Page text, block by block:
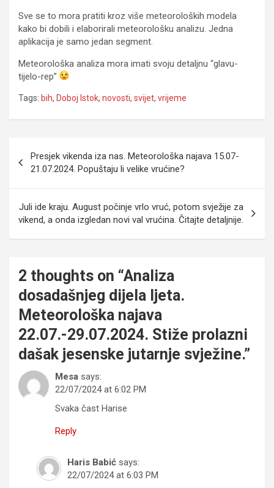
Sve se to mora pratiti kroz više meteoroloških modela
kako bi dobili i elaborirali meteorološku analizu. Jedna
aplikacija je samo jedan segment.
Meteorološka analiza mora imati svoju detaljnu “glavu-
tijelo-rep”
Tags: bih, Doboj Istok, novosti, svijet, vrijeme
navigation
Presjek vikenda iza nas. Meteorološka najava 15.07-
21.07.2024. Popuštaju li velike vrućine?
Juli ide kraju. August počinje vrlo vruć, potom svježije za
vikend, a onda izgledan novi val vrućina. Čitajte detaljnije.
2 thoughts on “Analiza
dosadašnjeg dijela ljeta.
Meteorološka najava
22.07.-29.07.2024. Stiže prolazni
dašak jesenske jutarnje svježine.”
Mesa says:
22/07/2024 at 6:02 PM
Svaka čast Harise
Reply
Haris Babić says:
22/07/2024 at 6:03 PM